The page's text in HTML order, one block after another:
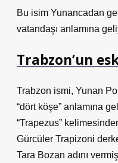
Bu isim Yunancadan
vatandaşı anlamına
Trabzon’un
Trabzon ismi, Yunan
“dört köşe” anlamına
“Trapezus”
Gürcüler Trapizoni
Tara Bozan adını